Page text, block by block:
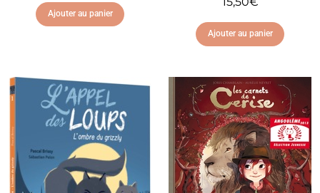
Ajouter au panier
Ajouter à ma liste
d'envies
Ajouter au panier
Ajouter à ma liste
d'envies